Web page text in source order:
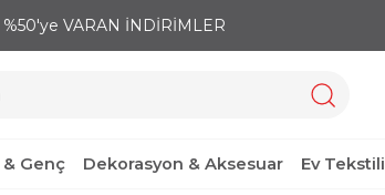
VARAN İNDİRİMLER
Genç Dekorasyon & Aksesuar Ev Tekstili